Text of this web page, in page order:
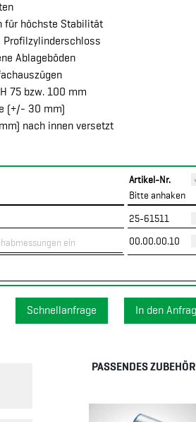
für höchste Stabilität
Ablageböden
75 bzw. 100 mm
(+/- 30 mm)
nach innen versetzt
Artikel-Nr.
Bitte anhaken
25-61511
00.00.00.10
Schnellanfrage
PASSENDES ZUBEHÖR